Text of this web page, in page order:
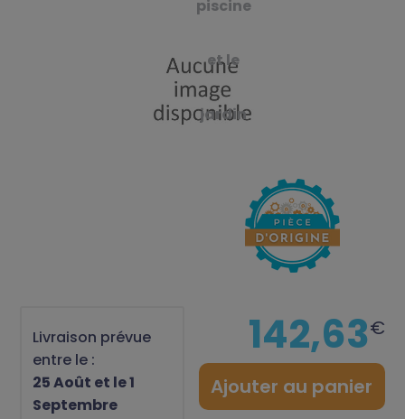
piscine
et le
jardin
Livraison prévue
entre le :
25 Août et le 1
Septembre
142,63€
Ajouter au panier